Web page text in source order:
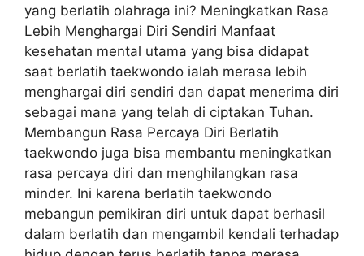
yang berlatih olahraga ini? Meningkatkan Rasa
Lebih Menghargai Diri Sendiri Manfaat
kesehatan mental utama yang bisa didapat
saat berlatih taekwondo ialah merasa lebih
menghargai diri sendiri dan dapat menerima diri
sebagai mana yang telah di ciptakan Tuhan.
Membangun Rasa Percaya Diri Berlatih
taekwondo juga bisa membantu meningkatkan
rasa percaya diri dan menghilangkan rasa
minder. Ini karena berlatih taekwondo
mebangun pemikiran diri untuk dapat berhasil
dalam berlatih dan mengambil kendali terhadap